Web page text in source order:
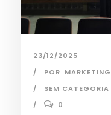
23/12/2025
POR
SEM CATEGORIA
0